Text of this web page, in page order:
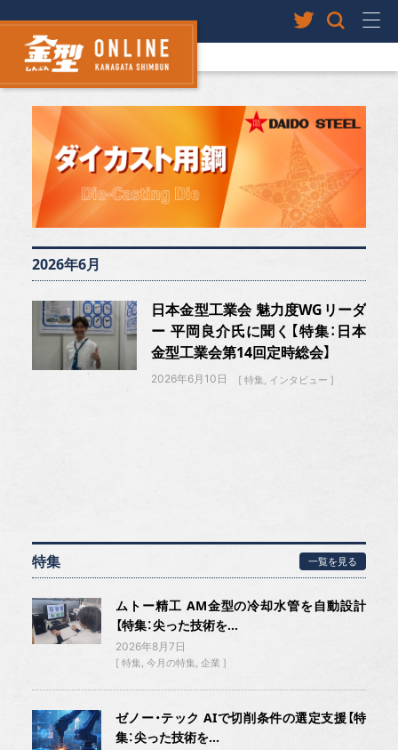
2026年6月
日本金型工業会 魅力度WGリーダ
ー 平岡良介氏に聞く【特集：日本
金型工業会第14回定時総会】
2026年6月10日 特集 インタビュー
特集 一覧を見る
ムトー精工 AM金型の冷却水管を自動設計
【特集：尖った技術を...
2026年8月7日
特集 今月の特集 企業
ゼノー・テック AIで切削条件の選定支援【特
集：尖った技術を...